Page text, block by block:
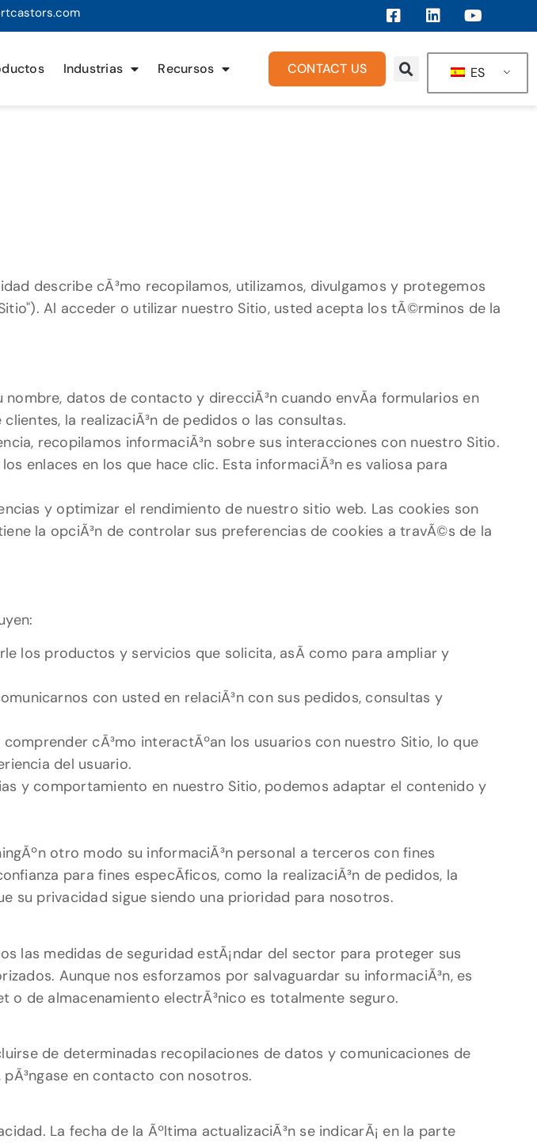
Industrias Recursos CONTACT US ES
describe cÃ³mo recopilamos, utilizamos, divulgamos y protegemos
Al acceder o utilizar nuestro Sitio, usted acepta los tÃ©rminos de la
datos de contacto y direcciÃ³n cuando envÃ­a formularios en
la realizaciÃ³n de pedidos o las consultas.
recopilamos informaciÃ³n sobre sus interacciones con nuestro Sitio.
enlaces en los que hace clic. Esta informaciÃ³n es valiosa para
y optimizar el rendimiento de nuestro sitio web. Las cookies son
la opciÃ³n de controlar sus preferencias de cookies a travÃ©s de la
los productos y servicios que solicita, asÃ­ como para ampliar y
con usted en relaciÃ³n con sus pedidos, consultas y
cÃ³mo interactÃºan los usuarios con nuestro Sitio, lo que
del usuario.
y comportamiento en nuestro Sitio, podemos adaptar el contenido y
otro modo su informaciÃ³n personal a terceros con fines
para fines especÃ­ficos, como la realizaciÃ³n de pedidos, la
su privacidad sigue siendo una prioridad para nosotros.
las medidas de seguridad estÃ¡ndar del sector para proteger sus
Aunque nos esforzamos por salvaguardar su informaciÃ³n, es
de almacenamiento electrÃ³nico es totalmente seguro.
de determinadas recopilaciones de datos y comunicaciones de
pÃ³ngase en contacto con nosotros.
La fecha de la Ãºltima actualizaciÃ³n se indicarÃ¡ en la parte